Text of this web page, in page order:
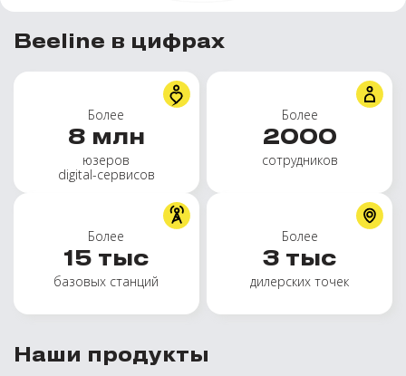
Beeline в цифрах
Более
8 млн
юзеров
digital-сервисов
Более
2000
сотрудников
Более
15 тыс
базовых станций
Более
3 тыс
дилерских точек
Наши продукты